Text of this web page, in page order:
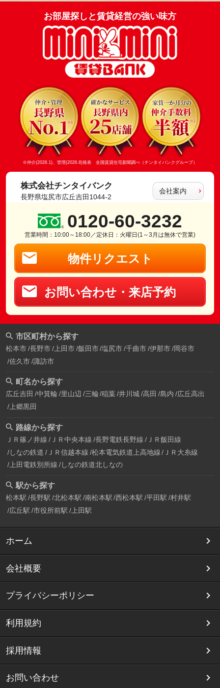
お部屋探しと賃貸経営の強い味方
※仲介(2026.1)、管理(2026.8)発表 全国賃貸住宅新聞調べ（チンタイバンクグループ）
株式会社チンタイバンク
長野県塩尻市広丘吉田1044-2
会社案内
0120-60-3232
営業時間：10:00～18:00／定休日：火曜日(1～3月は無休で営業)
物件リクエスト
お問い合わせ・来店予約
市区町村から探す
松本市 長野市 上田市 飯田市 塩尻市 千曲市 伊那市 岡谷市
佐久市 諏訪市
町名から探す
広丘吉田 中箕輪 里山辺 三輪 稲葉 井川城 高田 島内 広丘高出
上郷黒田
路線から探す
ＪＲ篠ノ井線 ＪＲ中央本線 長野電鉄長野線 ＪＲ飯田線
しなの鉄道 ＪＲ信越本線 松本電気鉄道上高地線
ＪＲ大糸線
上田電鉄別所線 しなの鉄道北しなの
駅から探す
松本駅 長野駅 北松本駅 南松本駅 西松本駅 平田駅 村井駅
広丘駅 市役所前駅 上田駅
ホーム
会社概要
プライバシーポリシー
利用規約
採用情報
お問い合わせ